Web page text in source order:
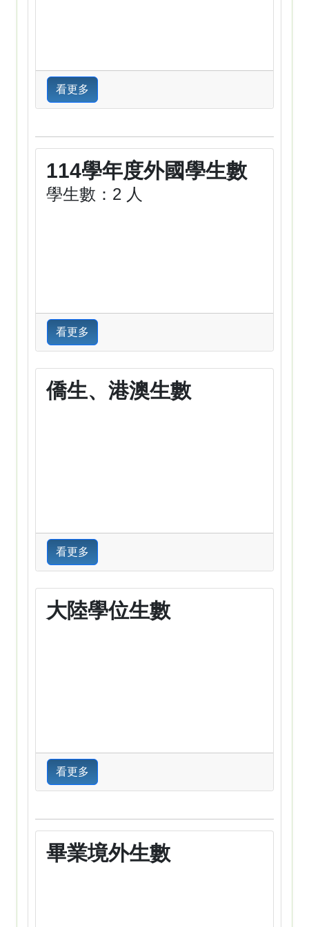
看更多
114學年度外國學生數
學生數：2 人
看更多
僑生、港澳生數
看更多
大陸學位生數
看更多
畢業境外生數